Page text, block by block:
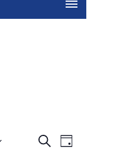
Búsqueda
BUSCARNavegación
de
DAY
Seleccionar